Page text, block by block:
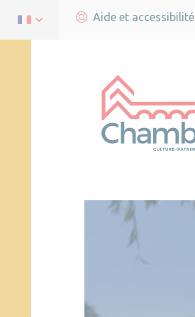
Aide et accessibilité